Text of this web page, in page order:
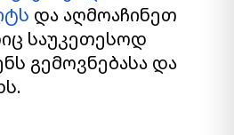
და აღმოაჩინეთ
საუკეთესოდ
გემოვნებასა და